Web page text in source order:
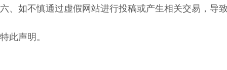
六、如不慎通过虚假网站进行投稿或产生相关交易，导
特此声明。